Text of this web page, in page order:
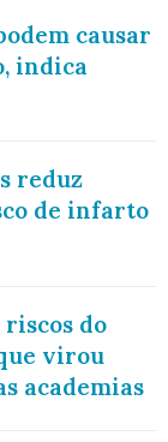
causar
indica
reduz
de infarto
do
virou
academias